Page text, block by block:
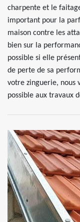
charpente et le
important pour la
maison contre les
bien sur la
possible si elle
de perte de sa
votre zinguerie, nous
possible aux travaux